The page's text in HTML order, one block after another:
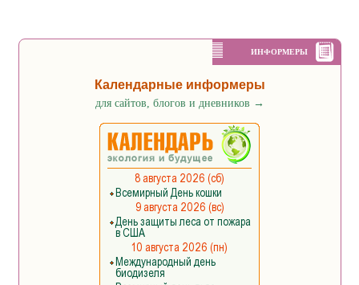
ИНФОРМЕРЫ
Календарные информеры
для сайтов, блогов и дневников →